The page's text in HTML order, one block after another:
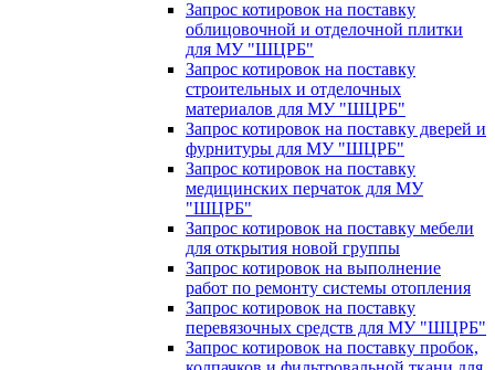
Запрос котировок на поставку
облицовочной и отделочной плитки
для МУ "ШЦРБ"
Запрос котировок на поставку
строительных и отделочных
материалов для МУ "ШЦРБ"
Запрос котировок на поставку дверей и
фурнитуры для МУ "ШЦРБ"
Запрос котировок на поставку
медицинских перчаток для МУ
"ШЦРБ"
Запрос котировок на поставку мебели
для открытия новой группы
Запрос котировок на выполнение
работ по ремонту системы отопления
Запрос котировок на поставку
перевязочных средств для МУ "ШЦРБ"
Запрос котировок на поставку пробок,